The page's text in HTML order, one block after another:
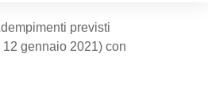
previsti
gennaio 2021) con